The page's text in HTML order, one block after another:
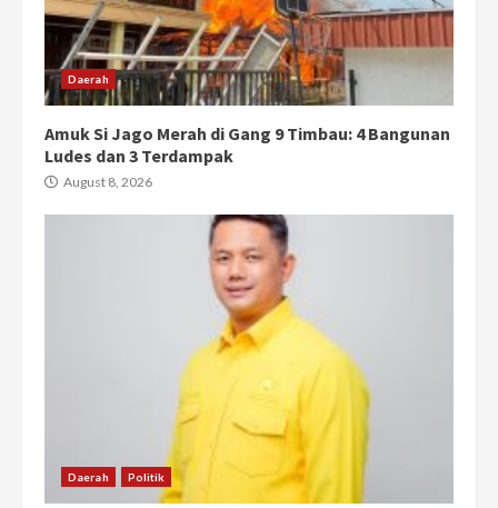
Daerah
Amuk Si Jago Merah di Gang 9 Timbau: 4 Bangunan
Ludes dan 3 Terdampak
August 8, 2026
Daerah Politik